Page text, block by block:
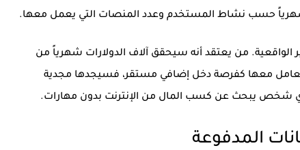
من يعتقد أنه سيحقق آلاف الدولارات شهرياً من
معها كفرصة دخل إضافي مستقر، فسيجدها مجدية
أي شخص يبحث عن كسب المال من الإنترنت بدون مهارات.
المدفوعة